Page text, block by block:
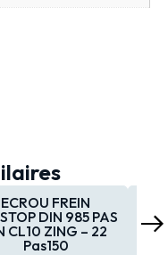
ECROU FREIN
DIN 985 PAS
CL10 ZING – 22
Pas150